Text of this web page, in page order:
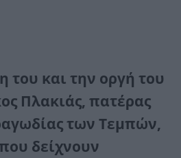
του και την οργή του
Πλακιάς, πατέρας
των Τεμπών,
δείχνουν